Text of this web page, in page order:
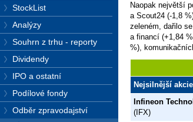
Naopak největší
a Scout24 (-1,8
zeleném, dařilo
a financí (+1,84
%),
Nejsilnější akcie
Infineon
(IFX)
StockList
Analýzy
Souhrn z trhu - reporty
Dividendy
IPO a ostatní
Podílové fondy
Odběr zpravodajství